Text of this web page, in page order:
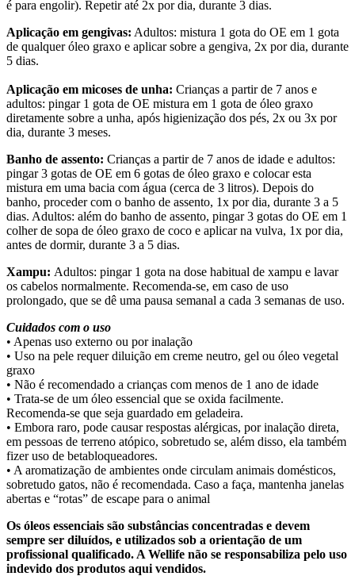
é para engolir). Repetir até 2x por dia, durante 3 dias.
Aplicação em gengivas: Adultos: mistura 1 gota do OE em 1 gota
de qualquer óleo graxo e aplicar sobre a gengiva, 2x por dia, durante
5 dias.
Aplicação em micoses de unha: Crianças a partir de 7 anos e
adultos: pingar 1 gota de OE mistura em 1 gota de óleo graxo
diretamente sobre a unha, após higienização dos pés, 2x ou 3x por
dia, durante 3 meses.
Banho de assento: Crianças a partir de 7 anos de idade e adultos:
pingar 3 gotas de OE em 6 gotas de óleo graxo e colocar esta
mistura em uma bacia com água (cerca de 3 litros). Depois do
banho, proceder com o banho de assento, 1x por dia, durante 3 a 5
dias. Adultos: além do banho de assento, pingar 3 gotas do OE em 1
colher de sopa de óleo graxo de coco e aplicar na vulva, 1x por dia,
antes de dormir, durante 3 a 5 dias.
Xampu: Adultos: pingar 1 gota na dose habitual de xampu e lavar
os cabelos normalmente. Recomenda-se, em caso de uso
prolongado, que se dê uma pausa semanal a cada 3 semanas de uso.
Cuidados com o uso
• Apenas uso externo ou por inalação
• Uso na pele requer diluição em creme neutro, gel ou óleo vegetal
graxo
• Não é recomendado a crianças com menos de 1 ano de idade
• Trata-se de um óleo essencial que se oxida facilmente.
Recomenda-se que seja guardado em geladeira.
• Embora raro, pode causar respostas alérgicas, por inalação direta,
em pessoas de terreno atópico, sobretudo se, além disso, ela também
fizer uso de betabloqueadores.
• A aromatização de ambientes onde circulam animais domésticos,
sobretudo gatos, não é recomendada. Caso a faça, mantenha janelas
abertas e “rotas” de escape para o animal
Os óleos essenciais são substâncias concentradas e devem
sempre ser diluídos, e utilizados sob a orientação de um
profissional qualificado. A Wellife não se responsabiliza pelo uso
indevido dos produtos aqui vendidos.